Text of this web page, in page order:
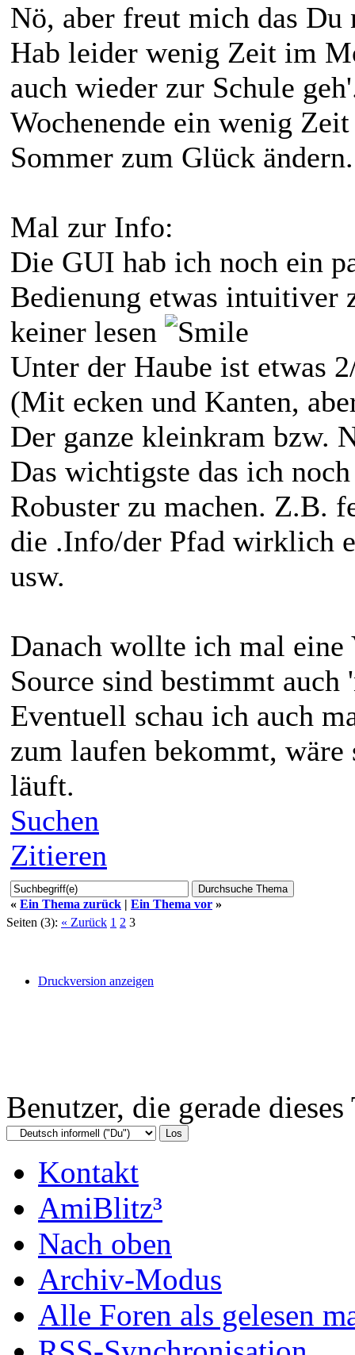
Nö, aber freut mich das
Hab leider wenig Zeit im
auch wieder zur Schule
Wochenende ein wenig
Sommer zum Glück ändern.
Mal zur Info:
Die GUI hab ich noch ein
Bedienung etwas intuitiver
keiner lesen
Unter der Haube ist etwas
(Mit ecken und Kanten,
Der ganze kleinkram bzw.
Das wichtigste das ich
Robuster zu machen. Z.B.
die .Info/der Pfad wirklich
usw.
Danach wollte ich mal eine
Source sind bestimmt
Eventuell schau ich auch
zum laufen bekommt, wäre
läuft.
Suchen
Zitieren
« Ein Thema zurück | Ein Thema vor »
Seiten (3): « Zurück 1 2 3
Druckversion anzeigen
Benutzer, die gerade
Kontakt
AmiBlitz³
Nach oben
Archiv-Modus
Alle Foren als gelesen